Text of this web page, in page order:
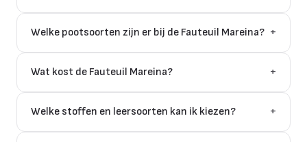
Welke pootsoorten zijn er bij de Fauteuil Mareina? +
Wat kost de Fauteuil Mareina? +
Welke stoffen en leersoorten kan ik kiezen? +